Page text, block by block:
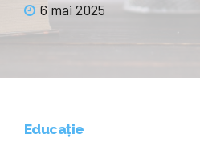
6 mai 2025
Educație